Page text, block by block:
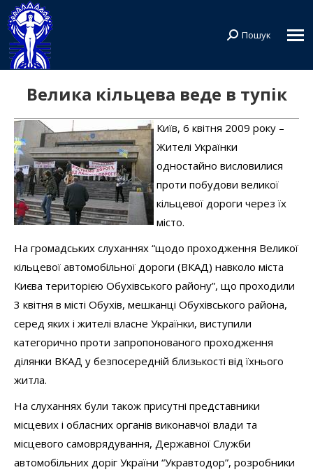
Search:
Пошук
Велика кільцева веде в тупік
Київ, 6 квітня 2009 року –
Жителі Українки
одностайно висловилися
проти побудови великої
кільцевої дороги через їх
місто.
На громадських слуханнях “щодо проходження Великої
кільцевої автомобільної дороги (ВКАД) навколо міста
Києва територією Обухівського району”, що проходили
3 квітня в місті Обухів, мешканці Обухівського района,
серед яких і жителі власне Українки, виступили
категорично проти запропонованого проходження
ділянки ВКАД у безпосередній близькості від їхнього
житла.
На слуханнях були також присутні представники
місцевих і обласних органів виконавчої влади та
місцевого самоврядування, Державної Служби
автомобільних доріг України “Укравтодор”, розробники